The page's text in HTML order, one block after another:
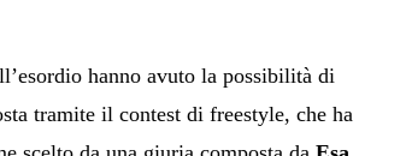
hanno avuto la possibilità di
tramite il contest di freestyle, che ha